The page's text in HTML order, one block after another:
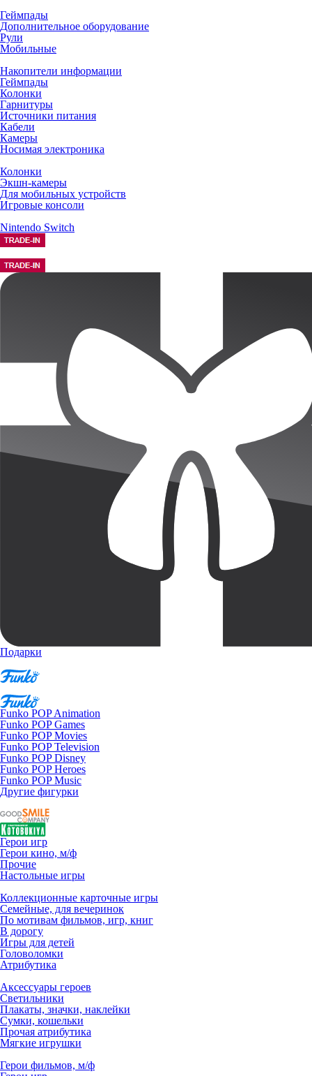
Геймпады
Дополнительное оборудование
Рули
Мобильные
Накопители информации
Геймпады
Колонки
Гарнитуры
Источники питания
Кабели
Камеры
Носимая электроника
Колонки
Экшн-камеры
Для мобильных устройств
Игровые консоли
Nintendo Switch
Подарки
Funko POP Animation
Funko POP Games
Funko POP Movies
Funko POP Television
Funko POP Disney
Funko POP Heroes
Funko POP Music
Другие фигурки
Герои игр
Герои кино, м/ф
Прочие
Настольные игры
Коллекционные карточные игры
Семейные, для вечеринок
По мотивам фильмов, игр, книг
В дорогу
Игры для детей
Головоломки
Атрибутика
Аксессуары героев
Светильники
Плакаты, значки, наклейки
Сумки, кошельки
Прочая атрибутика
Мягкие игрушки
Герои фильмов, м/ф